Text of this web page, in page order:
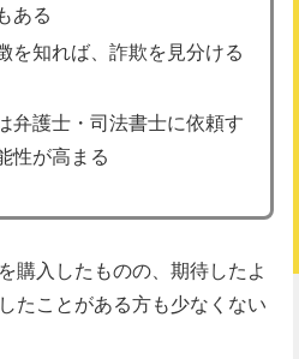
ある
を知れば、詐欺を見分ける
弁護士・司法書士に依頼す
性が高まる
購入したものの、期待したよ
たことがある方も少なくない